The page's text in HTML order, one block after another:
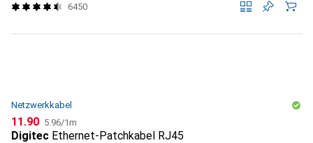
6450
Netzwerkkabel
CHF
11.90 CHF
5.96/1m
Digitec Ethernet-Patchkabel RJ45